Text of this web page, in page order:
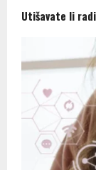
Utišavate li